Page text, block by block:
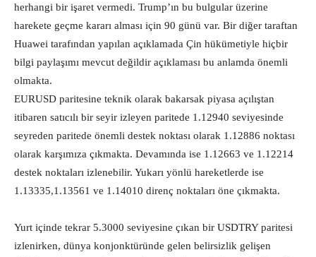
herhangi bir işaret vermedi. Trump’ın bu bulgular üzerine
harekete geçme kararı alması için 90 günü var. Bir diğer taraftan
Huawei tarafından yapılan açıklamada Çin hükümetiyle hiçbir
bilgi paylaşımı mevcut değildir açıklaması bu anlamda önemli
olmakta.
EURUSD paritesine teknik olarak bakarsak piyasa açılıştan
itibaren satıcılı bir seyir izleyen paritede 1.12940 seviyesinde
seyreden paritede önemli destek noktası olarak 1.12886 noktası
olarak karşımıza çıkmakta. Devamında ise 1.12663 ve 1.12214
destek noktaları izlenebilir. Yukarı yönlü hareketlerde ise
1.13335,1.13561 ve 1.14010 direnç noktaları öne çıkmakta.
Yurt içinde tekrar 5.3000 seviyesine çıkan bir USDTRY paritesi
izlenirken, dünya konjonktüründe gelen belirsizlik gelişen